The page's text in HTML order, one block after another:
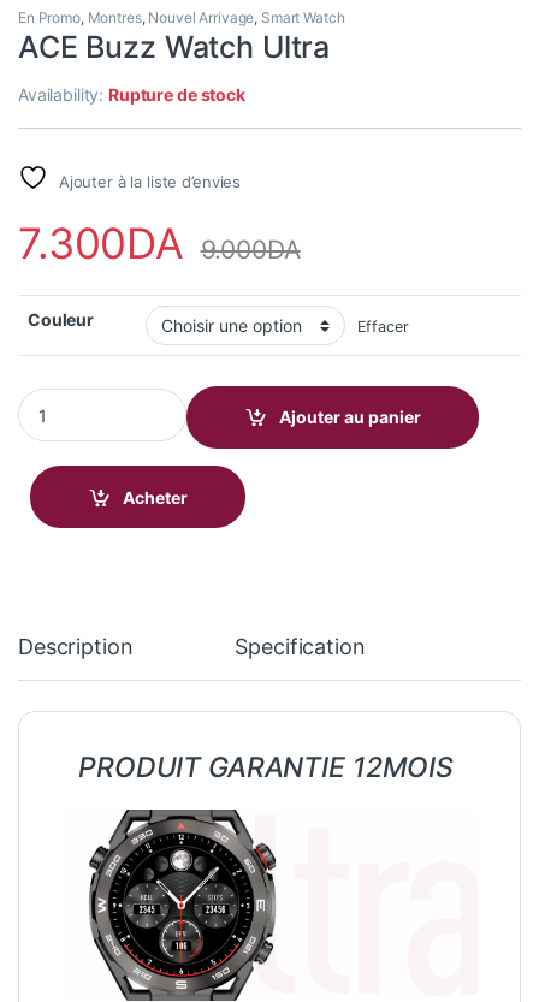
En Promo, Montres, Nouvel Arrivage, Smart Watch
ACE Buzz Watch Ultra
Availability:Rupture de stock
Ajouter à la liste d’envies
7.300DA 9.000DA
Couleur Effacer
ACE Buzz Watch Ultra quantity
Ajouter au panier
Acheter
Description Specification
PRODUIT GARANTIE 12MOIS